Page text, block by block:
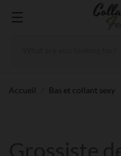
Accueil Bas et collant sexy